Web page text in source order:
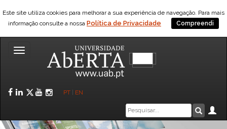
Este site utiliza cookies para melhorar a sua experiência de navegação. Para mais
informação consulte a nossa Política de Privacidade Compreendi
Toggle
Facebook
LinkedIn
Twitter
YouTube
Instagram
PT EN
Caixa
de
pesquisa